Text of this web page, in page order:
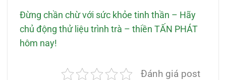
Đừng chần chừ với sức khỏe tinh thần – Hãy
chủ động thử liệu trình trà – thiền TẤN PHÁT
hôm nay!
Đánh giá post